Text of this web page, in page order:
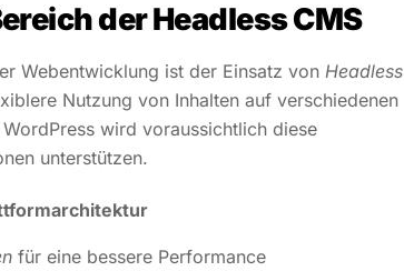
der Headless CMS
Webentwicklung ist der Einsatz von Headless
Nutzung von Inhalten auf verschiedenen
wird voraussichtlich diese
unterstützen.
für eine bessere Performance